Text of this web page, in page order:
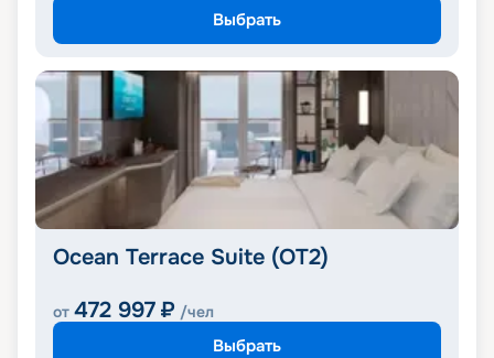
Выбрать
Ocean Terrace Suite (OT2)
от 472 997 ₽ /чел
Выбрать